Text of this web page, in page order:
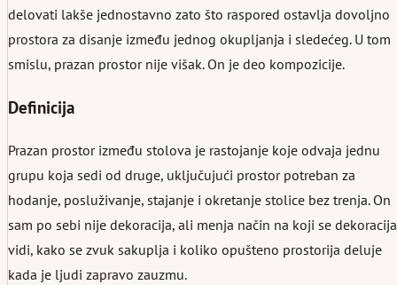
delovati lakše jednostavno zato što raspored ostavlja dovoljno
prostora za disanje između jednog okupljanja i sledećeg. U tom
smislu, prazan prostor nije višak. On je deo kompozicije.
Definicija
Prazan prostor između stolova je rastojanje koje odvaja jednu
grupu koja sedi od druge, uključujući prostor potreban za
hodanje, posluživanje, stajanje i okretanje stolice bez trenja. On
sam po sebi nije dekoracija, ali menja način na koji se dekoracija
vidi, kako se zvuk sakuplja i koliko opušteno prostorija deluje
kada je ljudi zapravo zauzmu.